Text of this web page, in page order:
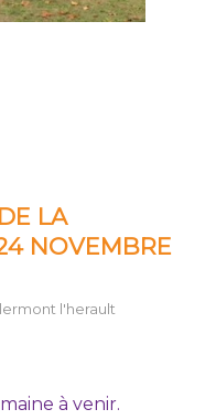
LA
NOVEMBRE
l'herault
à venir.